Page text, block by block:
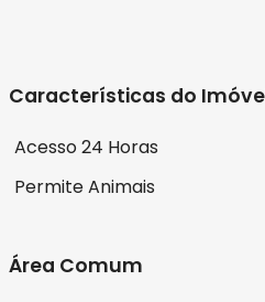
Características do
Acesso 24 Horas
Permite Animais
Área Comum